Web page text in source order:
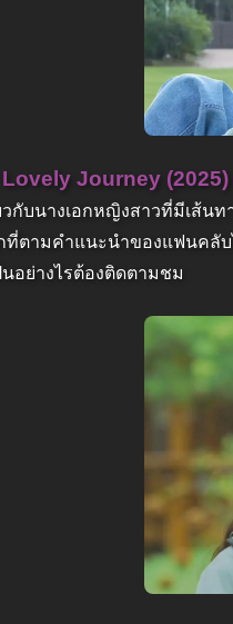
Lovely Journey
ยวกับนางเอกหญิงสาวที่มีเส้
ที่ตามคำแนะนำของแฟนคลับ
อย่างไรต้องติดตามชม